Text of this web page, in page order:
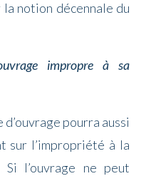
notion décennale du
impropre à sa
pourra aussi
sur l’impropriété à la
Si l’ouvrage ne peut